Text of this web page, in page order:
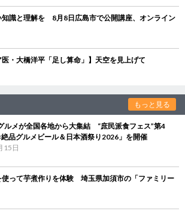
知識と理解を 8月8日広島市で公開講座、オンライン
医・大橋洋平「足し算命」】天空を見上げて
もっと見る
ルメが全国各地から大集結 “庶民派食フェス”第4
品グルメビール＆日本酒祭り2026」を開催
15日
使って芋煮作りを体験 埼玉県加須市の「ファミリー